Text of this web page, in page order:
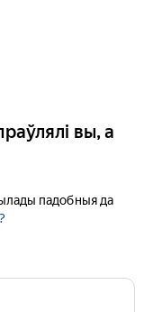
вы, а
падобныя да